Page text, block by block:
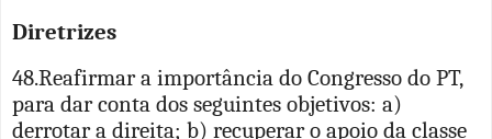
Diretrizes
48.Reafirmar a importância do Congresso do PT,
para dar conta dos seguintes objetivos: a)
derrotar a direita; b) recuperar o apoio da classe